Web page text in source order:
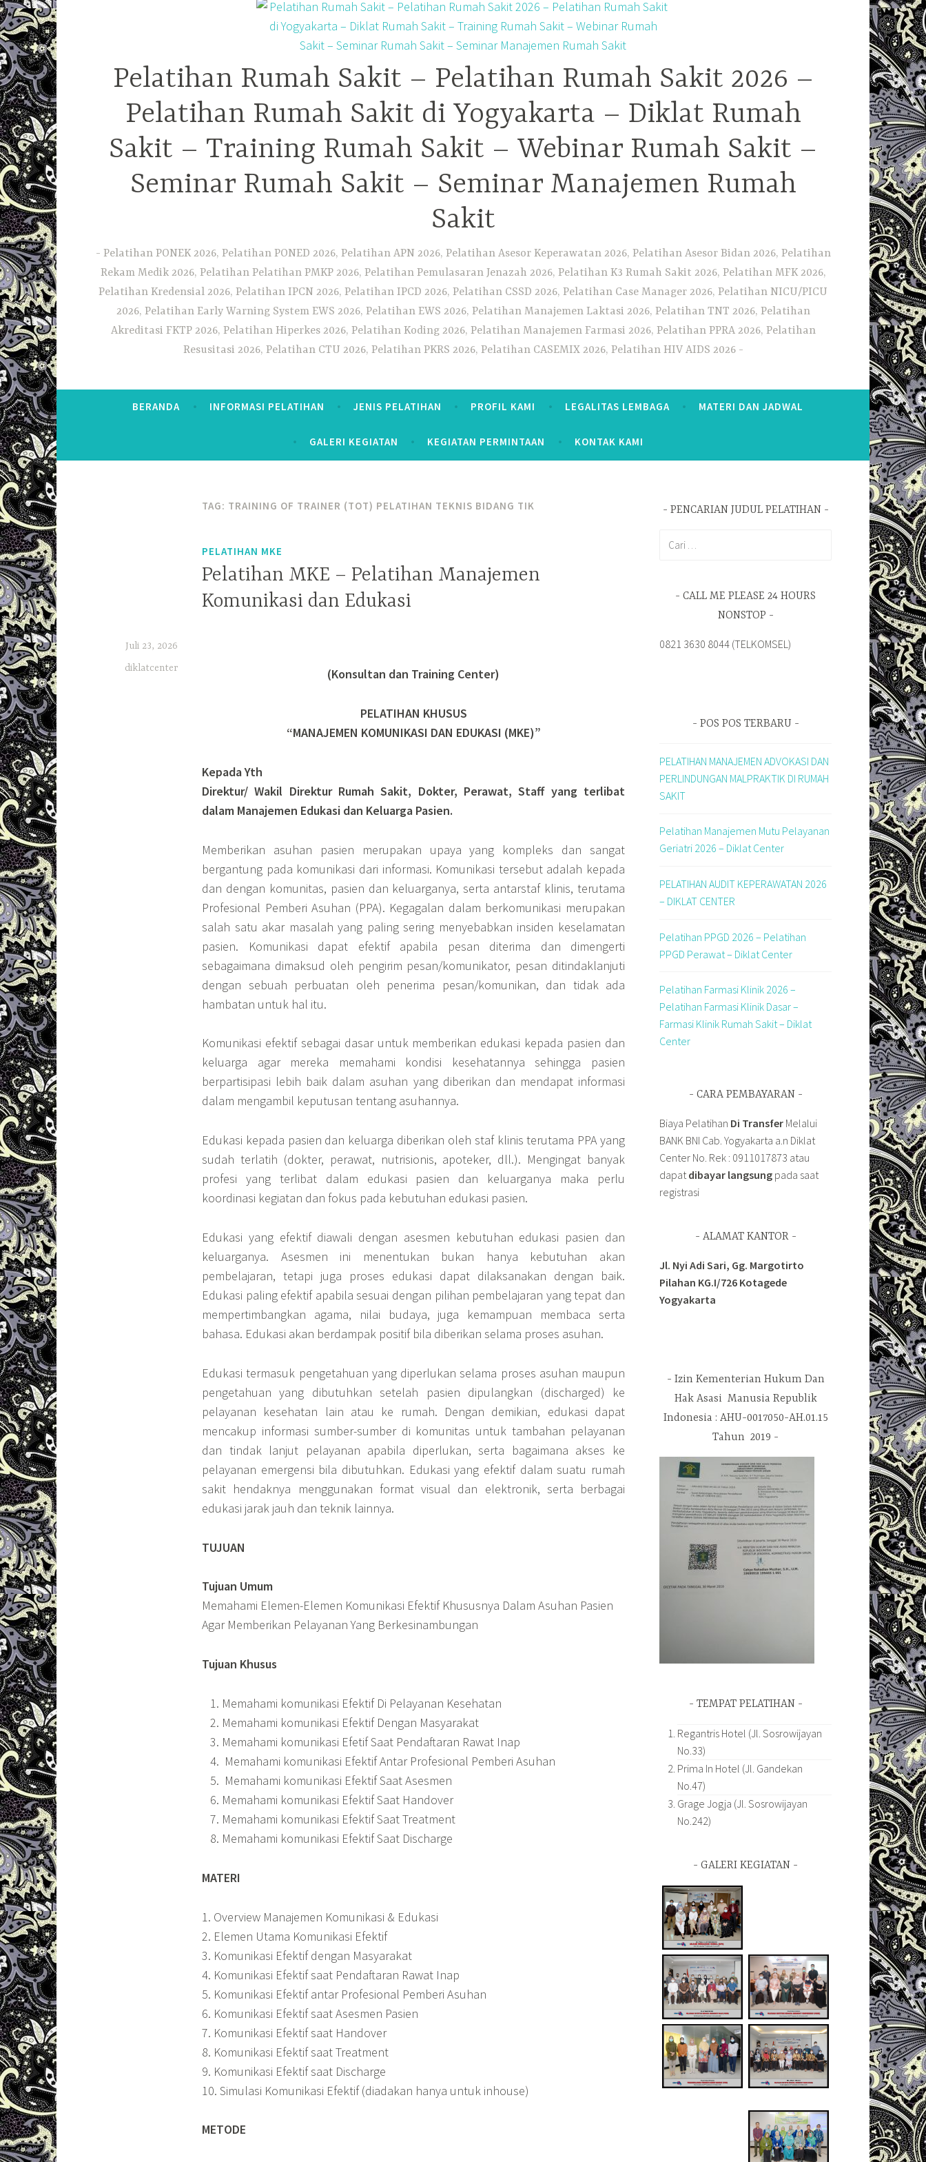
Pelatihan Rumah Sakit – Pelatihan Rumah Sakit 2026 –
Pelatihan Rumah Sakit di Yogyakarta – Diklat Rumah
Sakit – Training Rumah Sakit – Webinar Rumah Sakit –
Seminar Rumah Sakit – Seminar Manajemen Rumah
Sakit
Pelatihan PONEK 2026, Pelatihan PONED 2026, Pelatihan APN 2026, Pelatihan Asesor Keperawatan 2026, Pelatihan Asesor Bidan 2026, Pelatihan
Rekam Medik 2026, Pelatihan Pelatihan PMKP 2026, Pelatihan Pemulasaran Jenazah 2026, Pelatihan K3 Rumah Sakit 2026, Pelatihan MFK 2026,
Pelatihan Kredensial 2026, Pelatihan IPCN 2026, Pelatihan IPCD 2026, Pelatihan CSSD 2026, Pelatihan Case Manager 2026, Pelatihan NICU/PICU
2026, Pelatihan Early Warning System EWS 2026, Pelatihan EWS 2026, Pelatihan Manajemen Laktasi 2026, Pelatihan TNT 2026, Pelatihan
Akreditasi FKTP 2026, Pelatihan Hiperkes 2026, Pelatihan Koding 2026, Pelatihan Manajemen Farmasi 2026, Pelatihan PPRA 2026, Pelatihan
Resusitasi 2026, Pelatihan CTU 2026, Pelatihan PKRS 2026, Pelatihan CASEMIX 2026, Pelatihan HIV AIDS 2026
BERANDA INFORMASI PELATIHAN JENIS PELATIHAN PROFIL KAMI LEGALITAS LEMBAGA MATERI DAN JADWAL
GALERI KEGIATAN KEGIATAN PERMINTAAN KONTAK KAMI
TAG: TRAINING OF TRAINER (TOT) PELATIHAN TEKNIS BIDANG TIK
PELATIHAN MKE
Pelatihan MKE – Pelatihan Manajemen
Komunikasi dan Edukasi
Juli 23, 2026
diklatcenter
(Konsultan dan Training Center)
PELATIHAN KHUSUS
“MANAJEMEN KOMUNIKASI DAN EDUKASI (MKE)”
Kepada Yth
Direktur/ Wakil Direktur Rumah Sakit, Dokter, Perawat, Staff yang terlibat
dalam Manajemen Edukasi dan Keluarga Pasien.
Memberikan asuhan pasien merupakan upaya yang kompleks dan sangat
bergantung pada komunikasi dari informasi. Komunikasi tersebut adalah kepada
dan dengan komunitas, pasien dan keluarganya, serta antarstaf klinis, terutama
Profesional Pemberi Asuhan (PPA). Kegagalan dalam berkomunikasi merupakan
salah satu akar masalah yang paling sering menyebabkan insiden keselamatan
pasien. Komunikasi dapat efektif apabila pesan diterima dan dimengerti
sebagaimana dimaksud oleh pengirim pesan/komunikator, pesan ditindaklanjuti
dengan sebuah perbuatan oleh penerima pesan/komunikan, dan tidak ada
hambatan untuk hal itu.
Komunikasi efektif sebagai dasar untuk memberikan edukasi kepada pasien dan
keluarga agar mereka memahami kondisi kesehatannya sehingga pasien
berpartisipasi lebih baik dalam asuhan yang diberikan dan mendapat informasi
dalam mengambil keputusan tentang asuhannya.
Edukasi kepada pasien dan keluarga diberikan oleh staf klinis terutama PPA yang
sudah terlatih (dokter, perawat, nutrisionis, apoteker, dll.). Mengingat banyak
profesi yang terlibat dalam edukasi pasien dan keluarganya maka perlu
koordinasi kegiatan dan fokus pada kebutuhan edukasi pasien.
Edukasi yang efektif diawali dengan asesmen kebutuhan edukasi pasien dan
keluarganya. Asesmen ini menentukan bukan hanya kebutuhan akan
pembelajaran, tetapi juga proses edukasi dapat dilaksanakan dengan baik.
Edukasi paling efektif apabila sesuai dengan pilihan pembelajaran yang tepat dan
mempertimbangkan agama, nilai budaya, juga kemampuan membaca serta
bahasa. Edukasi akan berdampak positif bila diberikan selama proses asuhan.
Edukasi termasuk pengetahuan yang diperlukan selama proses asuhan maupun
pengetahuan yang dibutuhkan setelah pasien dipulangkan (discharged) ke
pelayanan kesehatan lain atau ke rumah. Dengan demikian, edukasi dapat
mencakup informasi sumber-sumber di komunitas untuk tambahan pelayanan
dan tindak lanjut pelayanan apabila diperlukan, serta bagaimana akses ke
pelayanan emergensi bila dibutuhkan. Edukasi yang efektif dalam suatu rumah
sakit hendaknya menggunakan format visual dan elektronik, serta berbagai
edukasi jarak jauh dan teknik lainnya.
TUJUAN
Tujuan Umum
Memahami Elemen-Elemen Komunikasi Efektif Khususnya Dalam Asuhan Pasien
Agar Memberikan Pelayanan Yang Berkesinambungan
Tujuan Khusus
Memahami komunikasi Efektif Di Pelayanan Kesehatan
Memahami komunikasi Efektif Dengan Masyarakat
Memahami komunikasi Efetif Saat Pendaftaran Rawat Inap
Memahami komunikasi Efektif Antar Profesional Pemberi Asuhan
Memahami komunikasi Efektif Saat Asesmen
Memahami komunikasi Efektif Saat Handover
Memahami komunikasi Efektif Saat Treatment
Memahami komunikasi Efektif Saat Discharge
MATERI
1. Overview Manajemen Komunikasi & Edukasi
2. Elemen Utama Komunikasi Efektif
3. Komunikasi Efektif dengan Masyarakat
4. Komunikasi Efektif saat Pendaftaran Rawat Inap
5. Komunikasi Efektif antar Profesional Pemberi Asuhan
6. Komunikasi Efektif saat Asesmen Pasien
7. Komunikasi Efektif saat Handover
8. Komunikasi Efektif saat Treatment
9. Komunikasi Efektif saat Discharge
10. Simulasi Komunikasi Efektif (diadakan hanya untuk inhouse)
METODE
PENCARIAN JUDUL PELATIHAN
CALL ME PLEASE 24 HOURS
NONSTOP
0821 3630 8044 (TELKOMSEL)
POS POS TERBARU
PELATIHAN MANAJEMEN ADVOKASI DAN
PERLINDUNGAN MALPRAKTIK DI RUMAH
SAKIT
Pelatihan Manajemen Mutu Pelayanan
Geriatri 2026 – Diklat Center
PELATIHAN AUDIT KEPERAWATAN 2026
– DIKLAT CENTER
Pelatihan PPGD 2026 – Pelatihan
PPGD Perawat – Diklat Center
Pelatihan Farmasi Klinik 2026 –
Pelatihan Farmasi Klinik Dasar –
Farmasi Klinik Rumah Sakit – Diklat
Center
CARA PEMBAYARAN
Biaya Pelatihan Di Transfer Melalui
BANK BNI Cab. Yogyakarta a.n Diklat
Center No. Rek : 0911017873 atau
dapat dibayar langsung pada saat
registrasi
ALAMAT KANTOR
Jl. Nyi Adi Sari, Gg. Margotirto
Pilahan KG.I/726 Kotagede
Yogyakarta
Izin Kementerian Hukum Dan
Hak Asasi Manusia Republik
Indonesia : AHU-0017050-AH.01.15
Tahun 2019
TEMPAT PELATIHAN
Regantris Hotel (Jl. Sosrowijayan
No.33)
Prima In Hotel (Jl. Gandekan
No.47)
Grage Jogja (Jl. Sosrowijayan
No.242)
GALERI KEGIATAN